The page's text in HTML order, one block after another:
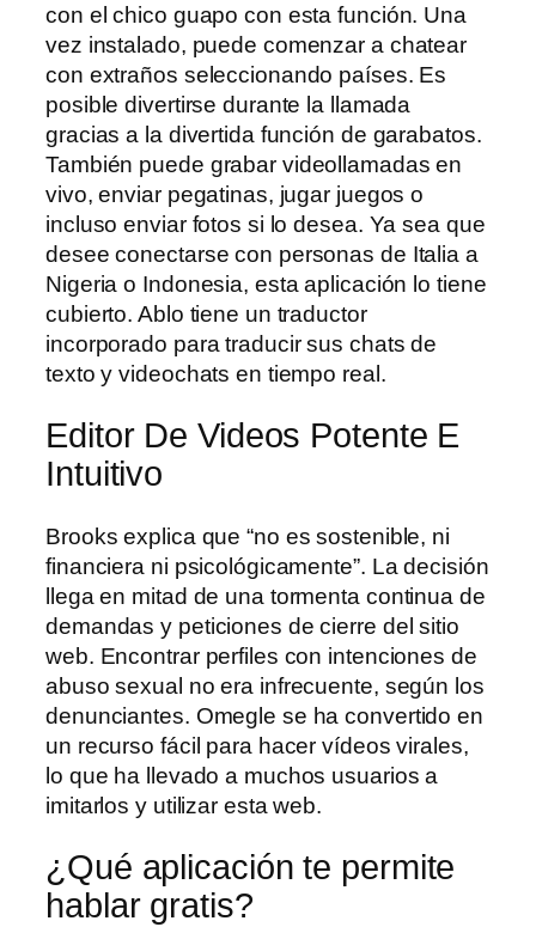
con el chico guapo con esta función. Una
vez instalado, puede comenzar a chatear
con extraños seleccionando países. Es
posible divertirse durante la llamada
gracias a la divertida función de garabatos.
También puede grabar videollamadas en
vivo, enviar pegatinas, jugar juegos o
incluso enviar fotos si lo desea. Ya sea que
desee conectarse con personas de Italia a
Nigeria o Indonesia, esta aplicación lo tiene
cubierto. Ablo tiene un traductor
incorporado para traducir sus chats de
texto y videochats en tiempo real.
Editor De Videos Potente E
Intuitivo
Brooks explica que “no es sostenible, ni
financiera ni psicológicamente”. La decisión
llega en mitad de una tormenta continua de
demandas y peticiones de cierre del sitio
web. Encontrar perfiles con intenciones de
abuso sexual no era infrecuente, según los
denunciantes. Omegle se ha convertido en
un recurso fácil para hacer vídeos virales,
lo que ha llevado a muchos usuarios a
imitarlos y utilizar esta web.
¿Qué aplicación te permite
hablar gratis?